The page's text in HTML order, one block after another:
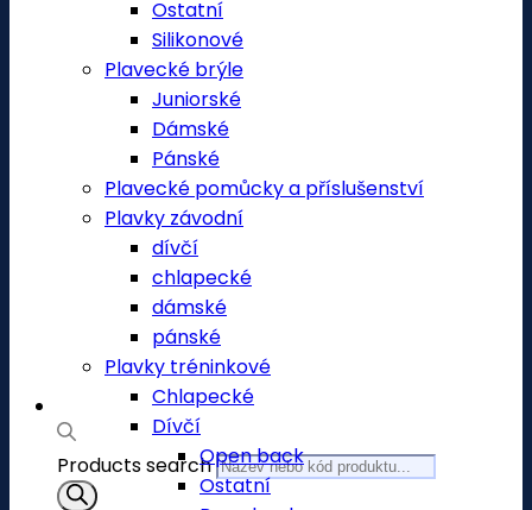
Products search
Ostatní
Silikonové
Plavecké brýle
Juniorské
Dámské
Pánské
Plavecké pomůcky a příslušenství
Plavky závodní
dívčí
chlapecké
dámské
pánské
Plavky tréninkové
Chlapecké
Dívčí
Open back
Ostatní